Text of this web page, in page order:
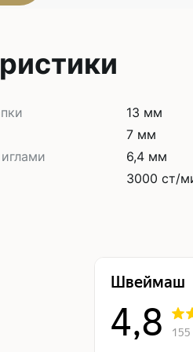
13 мм
7 мм
6,4 мм
3000 ст/